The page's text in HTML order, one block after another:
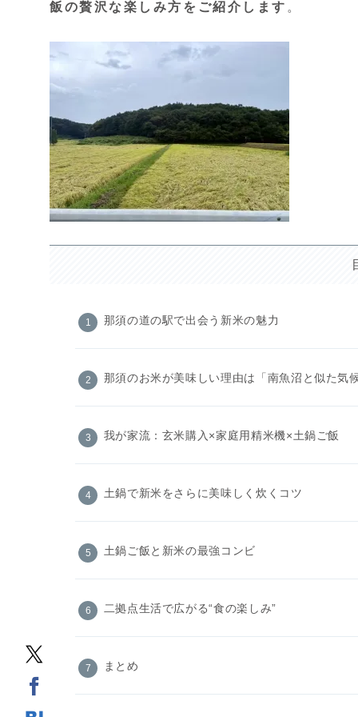
飯の贅沢な楽しみ方をご紹介します 。
那須の道の駅で出会う新米の魅力
那須のお米が美味しい理由は「南魚沼と似た気
我が家流：玄米購入×家庭用精米機×土鍋ご飯
土鍋で新米をさらに美味しく炊くコツ
土鍋ご飯と新米の最強コンビ
二拠点生活で広がる“食の楽しみ”
まとめ